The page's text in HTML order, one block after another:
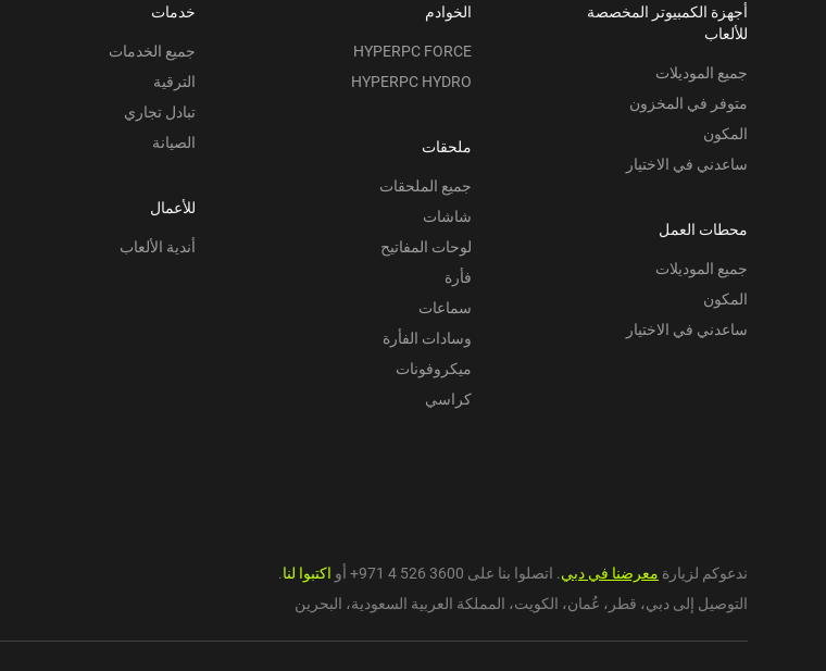
أجهزة الكمبيوتر المخصصة
للألعاب
جميع الموديلات
متوفر في المخزون
المكون
ساعدني في الاختيار
محطات العمل
جميع الموديلات
المكون
ساعدني في الاختيار
الخوادم
HYPERPC FORCE
HYPERPC HYDRO
ملحقات
جميع الملحقات
شاشات
لوحات المفاتيح
فأرة
سماعات
وسادات الفأرة
ميكروفونات
كراسي
خدمات
جميع الخدمات
الترقية
تبادل تجاري
الصيانة
للأعمال
أندية الألعاب
ندعوكم لزيارة معرضنا في دبي. اتصلوا بنا على +971 4 526 3600 أو اكتبوا لنا.
التوصيل إلى دبي، قطر ، عُمان، الكويت، المملكة العربية السعودية، البحرين